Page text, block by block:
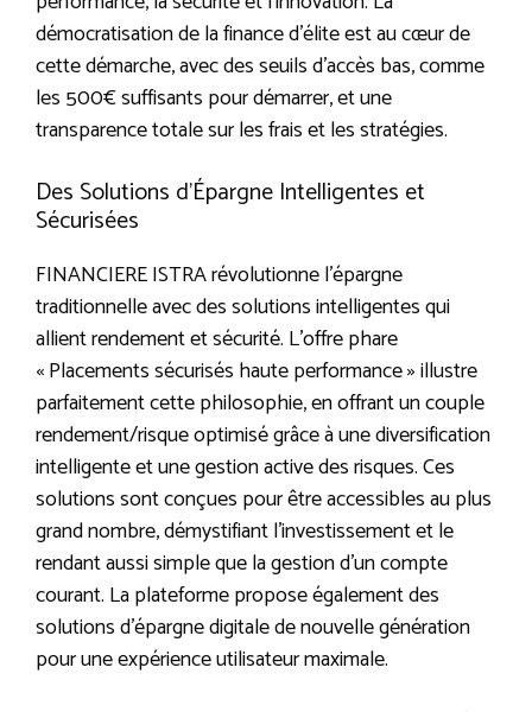
démocratisation de la finance d’élite est au cœur de
cette démarche, avec des seuils d’accès bas, comme
les 500€ suffisants pour démarrer, et une
transparence totale sur les frais et les stratégies.
Des Solutions d’Épargne Intelligentes et
Sécurisées
FINANCIERE ISTRA révolutionne l’épargne
traditionnelle avec des solutions intelligentes qui
allient rendement et sécurité. L’offre phare
« Placements sécurisés haute performance » illustre
parfaitement cette philosophie, en offrant un couple
rendement/risque optimisé grâce à une diversification
intelligente et une gestion active des risques. Ces
solutions sont conçues pour être accessibles au plus
grand nombre, démystifiant l’investissement et le
rendant aussi simple que la gestion d’un compte
courant. La plateforme propose également des
solutions d’épargne digitale de nouvelle génération
pour une expérience utilisateur maximale.